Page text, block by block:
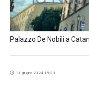
Palazzo De Nobili a
11 giugno 2024 18:33